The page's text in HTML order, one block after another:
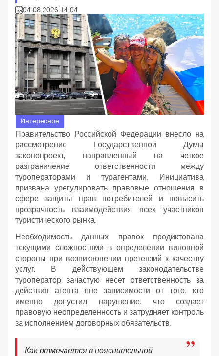
04.08.2026 14:04
Интересное
Правительство Российской Федерации внесло на
рассмотрение Государственной Думы
законопроект, направленный на четкое
разграничение ответственности между
туроператорами и турагентами. Инициатива
призвана урегулировать правовые отношения в
сфере защиты прав потребителей и повысить
прозрачность взаимодействия всех участников
туристического рынка.
Необходимость данных правок продиктована
текущими сложностями в определении виновной
стороны при возникновении претензий к качеству
услуг. В действующем законодательстве
туроператор зачастую несет ответственность за
действия агента вне зависимости от того, кто
именно допустил нарушение, что создает
правовую неопределенность и затрудняет контроль
за исполнением договорных обязательств.
Как отмечается в пояснительной